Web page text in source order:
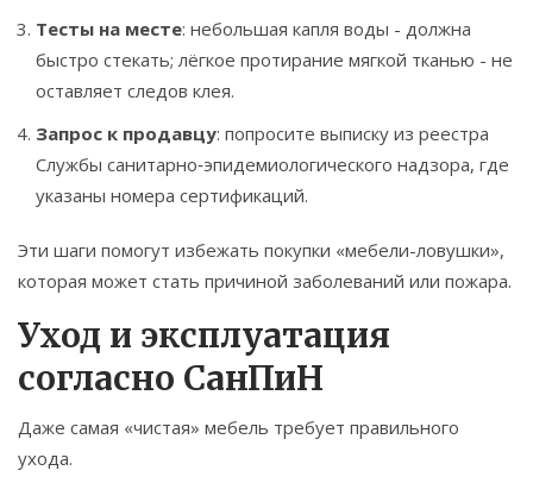
Тесты на месте: небольшая капля воды - должна
быстро стекать; лёгкое протирание мягкой тканью - не
оставляет следов клея.
Запрос к продавцу: попросите выписку из реестра
Службы санитарно‑эпидемиологического надзора, где
указаны номера сертификаций.
Эти шаги помогут избежать покупки «мебели-ловушки»,
которая может стать причиной заболеваний или пожара.
Уход и эксплуатация
согласно СанПиН
Даже самая «чистая» мебель требует правильного
ухода.